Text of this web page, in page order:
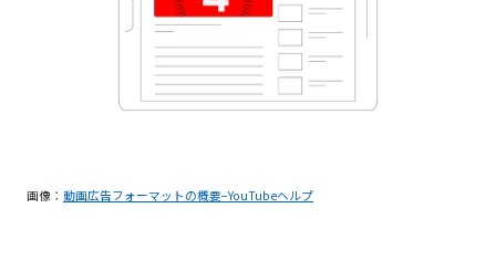
画像： 動画広告フォーマットの概要−YouTubeヘルプ